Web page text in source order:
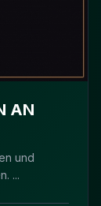
AN
und
unvernünftig, an etwas anderes zu glauben. ...